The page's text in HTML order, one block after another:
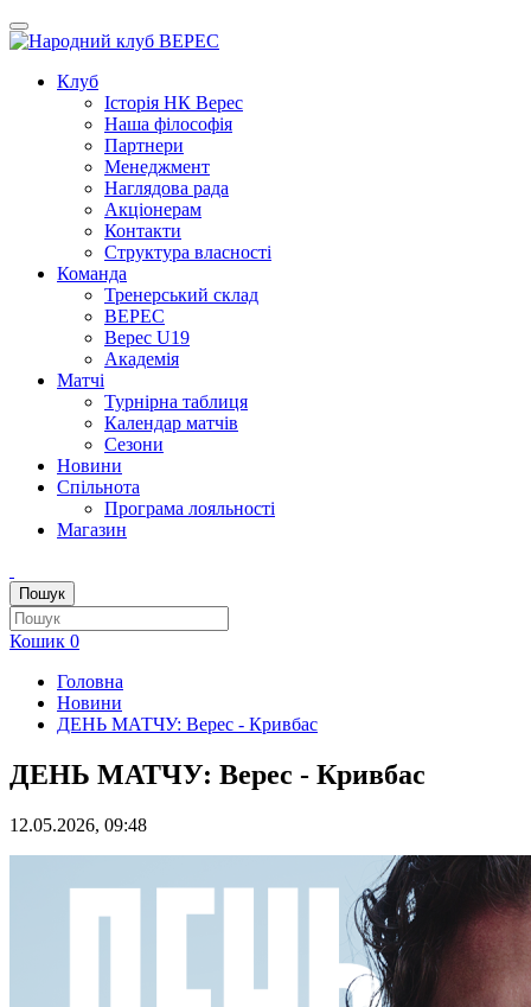
Клуб
Iсторiя НК Верес
Наша фiлософiя
Партнери
Менеджмент
Наглядова рада
Акціонерам
Контакти
Структура власності
Команда
Тренерський склад
ВЕРЕС
Верес U19
Академія
Матчі
Турнірна таблиця
Календар матчів
Сезони
Новини
Спільнота
Програма лояльності
Магазин
Пошук
Кошик 0
Головна
Новини
ДЕНЬ МАТЧУ: Верес - Кривбас
ДЕНЬ МАТЧУ: Верес - Кривбас
12.05.2026, 09:48